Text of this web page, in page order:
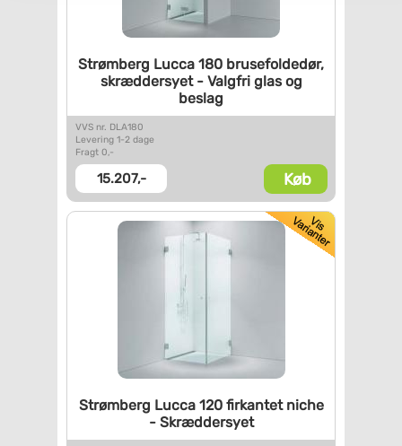
Strømberg Lucca 180 brusefoldedør,
skræddersyet -Valgfri glas og
beslag
VVS nr. DLA180
Levering 1-2 dage
Fragt 0,-
15.207,- Køb
Strømberg Lucca 120 firkantetniche
- Skræddersyet